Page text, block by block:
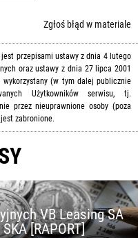
Zgłoś błąd w materiale
jest przepisami ustawy z dnia 4 lutego
oraz ustawy z dnia 27 lipca 2001
(w tym dalej publicznie
Użytkowników serwisu, tj.
przez nieuprawnione osoby (poza
zabronione.
VB Leasing SA
[RAPORT]